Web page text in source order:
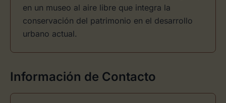
en un museo al aire libre que integra la
conservación del patrimonio en el desarrollo
urbano actual.
Información de Contacto